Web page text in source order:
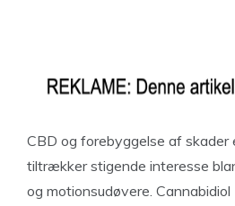
CBD og forebyggelse af skader
tiltrækker stigende interesse
og motionsudøvere. Cannabidiol